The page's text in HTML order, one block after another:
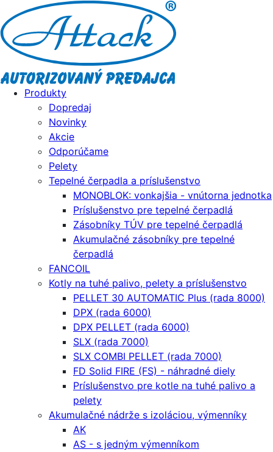
Produkty
Dopredaj
Novinky
Akcie
Odporúčame
Pelety
Tepelné čerpadla a príslušenstvo
MONOBLOK: vonkajšia - vnútorna jednotka
Príslušenstvo pre tepelné čerpadlá
Zásobníky TÚV pre tepelné čerpadlá
Akumulačné zásobníky pre tepelné
čerpadlá
FANCOIL
Kotly na tuhé palivo, pelety a príslušenstvo
PELLET 30 AUTOMATIC Plus (rada 8000)
DPX (rada 6000)
DPX PELLET (rada 6000)
SLX (rada 7000)
SLX COMBI PELLET (rada 7000)
FD Solid FIRE (FS) - náhradné diely
Príslušenstvo pre kotle na tuhé palivo a
pelety
Akumulačné nádrže s izoláciou, výmenníky
AK
AS - s jedným výmenníkom